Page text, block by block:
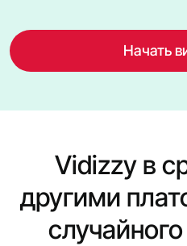
Начать
Vidizzy в
другими